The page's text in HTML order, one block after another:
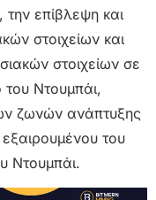
την επίβλεψη και
στοιχείων και
στοιχείων σε
Ντουμπάι,
ζωνών ανάπτυξης
του
Ντουμπάι.